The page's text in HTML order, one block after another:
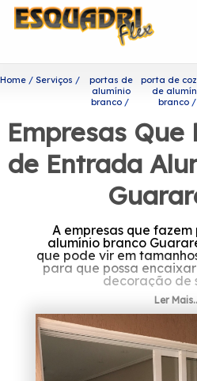
Home Serviços
portas de
alumínio
branco
porta de
de
branco
Empresas Que
de Entrada
A empresas que
alumínio branco
que pode vir em
para que possa
decoração de
Descubra
empresas que
entrada
Ler